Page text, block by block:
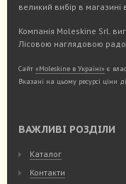
великий вибір в магазині
Компанія Moleskine Srl.
Лісовою наглядовою
Сайт «Moleskine в Україні» є
Вказані на цьому ресурсі ціни
ВАЖЛИВІ РОЗДІЛИ
Каталог
Контакти